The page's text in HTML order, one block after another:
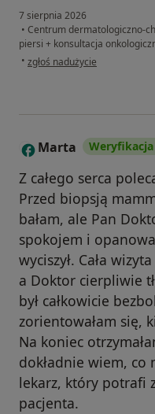
7 sierpnia 2026
• Centrum dermatologiczno-
piersi + konsultacja
• w opinii użytkownika Kamila
zgłoś nadużycie
M Marta
Z całego serca
Przed biopsją
bałam, ale Pan
spokojem i
wyciszył. Cała
a Doktor cierpliwie
był całkowicie
zorientowałam się,
Na koniec
dokładnie wiem, co
lekarz, który potrafi
pacjenta.